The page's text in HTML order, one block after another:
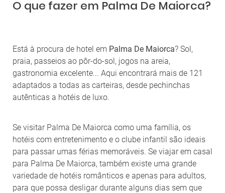
O que fazer em Palma De Maiorca?
Está à procura de hotel em Palma De Maiorca? Sol,
praia, passeios ao pôr-do-sol, jogos na areia,
gastronomia excelente... Aqui encontrará mais de 121
adaptados a todas as carteiras, desde pechinchas
autênticas a hotéis de luxo.
Se visitar Palma De Maiorca como uma família, os
hotéis com entretenimento e o clube infantil são ideais
para passar umas férias memoráveis. Se viajar em casal
para Palma De Maiorca, também existe uma grande
variedade de hotéis românticos e apenas para adultos,
para que possa desligar durante alguns dias sem que